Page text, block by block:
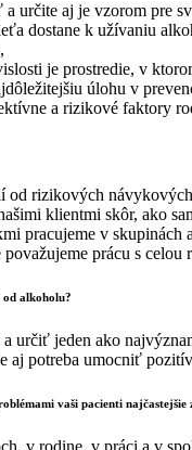
určite aj je vzorom pre
dostane k užívaniu
je prostredie, v
úlohu v
a rizikové faktory
rizikových
klientmi skôr, ako
pracujeme v
prácu s
od alkoholu?
určiť jeden ako
aj potreba umocniť
vaši pacienti najčastejšie